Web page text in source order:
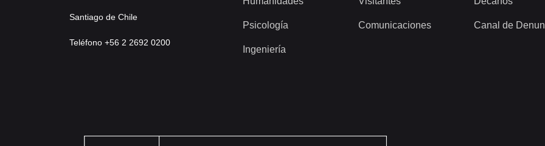
Santiago de Chile
Teléfono +56 2 2692 0200
Psicología
Ingeniería
Comunicaciones Canal de